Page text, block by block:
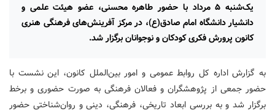
یک‌شنبه ۵ مرداد با حضور طاهره محسنی، عضو هیئت علمی و
دانشیار دانشگاه امام صادق(ع)، در مرکز آفرینش‌های فرهنگی هنری
کانون پرورش فکری کودکان و نوجوانان برگزار شد.
به گزارش اداره کل روابط عمومی و امور بین‌الملل کانون، این نشست با
حضور جمعی از پژوهشگران و فعالان فرهنگی به صورت حضوری و برخط
برگزار شد و به بررسی ابعاد تاریخی، فرهنگی، دینی و روان‌شناختی حضور